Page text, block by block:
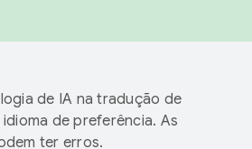
de IA na tradução de
de preferência. As
ter erros.